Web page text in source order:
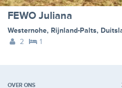
FEWO Juliana
Westernohe, Rijnland-Palts,
2
1
OVER ONS